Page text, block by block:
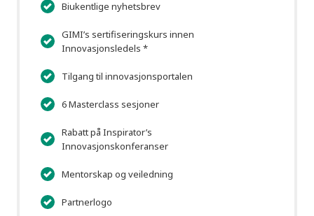
Biukentlige nyhetsbrev
GIMI’s sertifiseringskurs innen
Innovasjonsledels *
Tilgang til innovasjonsportalen
6 Masterclass sesjoner
Rabatt på Inspirator’s
Innovasjonskonferanser
Mentorskap og veiledning
Partnerlogo